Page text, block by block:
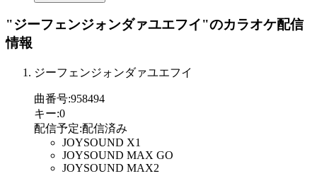
"ジーフェンジォンダァユエフイ"のカラオケ配信
情報
ジーフェンジォンダァユエフイ
曲番号:958494
キー:0
配信予定:配信済み
JOYSOUND X1
JOYSOUND MAX GO
JOYSOUND MAX2